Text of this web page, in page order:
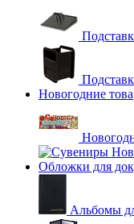
Новогодние
Обложки для
Альбомы